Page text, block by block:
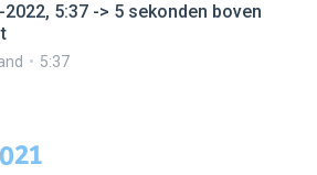
2022, 5:37 -> 5 sekonden boven
5:37